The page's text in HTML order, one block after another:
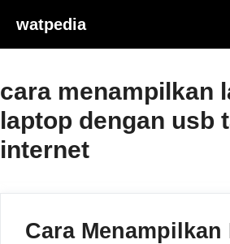
content
watpedia
cara menampilkan
laptop dengan usb
internet
Cara Menampilkan